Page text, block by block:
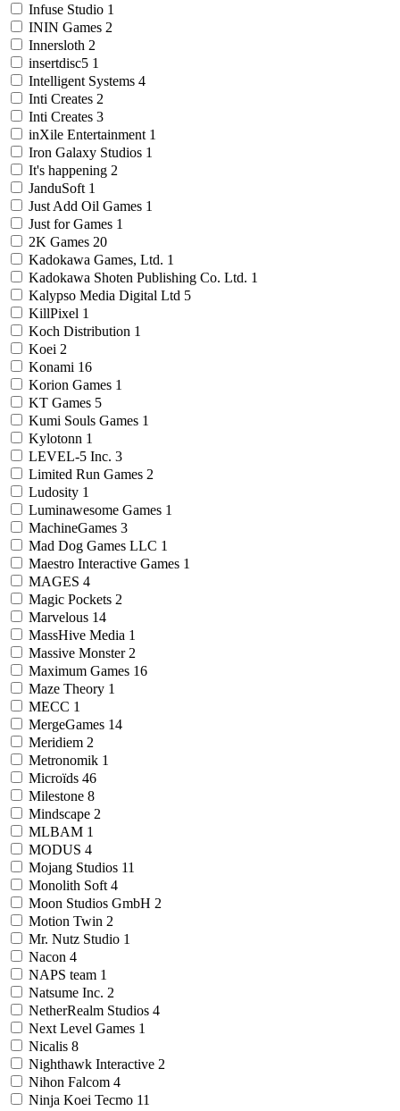
Infuse Studio 1
ININ Games 2
Innersloth 2
insertdisc5 1
Intelligent Systems 4
Inti Creates 2
Inti Creates 3
inXile Entertainment 1
Iron Galaxy Studios 1
It's happening 2
JanduSoft 1
Just Add Oil Games 1
Just for Games 1
2K Games 20
Kadokawa Games, Ltd. 1
Kadokawa Shoten Publishing Co. Ltd. 1
Kalypso Media Digital Ltd 5
KillPixel 1
Koch Distribution 1
Koei 2
Konami 16
Korion Games 1
KT Games 5
Kumi Souls Games 1
Kylotonn 1
LEVEL-5 Inc. 3
Limited Run Games 2
Ludosity 1
Luminawesome Games 1
MachineGames 3
Mad Dog Games LLC 1
Maestro Interactive Games 1
MAGES 4
Magic Pockets 2
Marvelous 14
MassHive Media 1
Massive Monster 2
Maximum Games 16
Maze Theory 1
MECC 1
MergeGames 14
Meridiem 2
Metronomik 1
Microïds 46
Milestone 8
Mindscape 2
MLBAM 1
MODUS 4
Mojang Studios 11
Monolith Soft 4
Moon Studios GmbH 2
Motion Twin 2
Mr. Nutz Studio 1
Nacon 4
NAPS team 1
Natsume Inc. 2
NetherRealm Studios 4
Next Level Games 1
Nicalis 8
Nighthawk Interactive 2
Nihon Falcom 4
Ninja Koei Tecmo 11